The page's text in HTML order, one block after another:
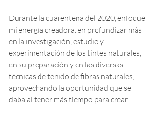
Durante la cuarentena del 2020, enfoqué
mi energía creadora, en profundizar más
en la investigación, estudio y
experimentación de los tintes naturales,
en su preparación y en las diversas
técnicas de teñido de fibras naturales,
aprovechando la oportunidad que se
daba al tener más tiempo para crear.